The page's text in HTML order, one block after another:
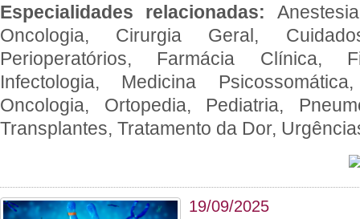
Especialidades relacionadas:
Oncologia, Cirurgia Geral,
Perioperatórios, Farmácia Clínica,
Infectologia, Medicina
Oncologia, Ortopedia, Pediatria,
Transplantes, Tratamento da Dor,
19/09/2025